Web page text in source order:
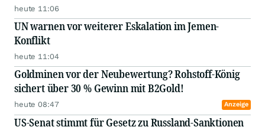
heute 11:06
UN warnen vor weiterer Eskalation im Jemen-
Konflikt
heute 11:04
Goldminen vor der Neubewertung? Rohstoff-König
sichert über 30 % Gewinn mit B2Gold!
heute 08:47 Anzeige
US-Senat stimmt für Gesetz zu Russland-Sanktionen